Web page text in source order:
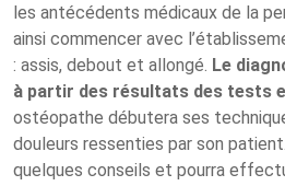
les antécédents médicaux de la
ainsi commencer avec
: assis, debout et allongé. Le
à partir des résultats des tests
ostéopathe débutera ses
douleurs ressenties par son
quelques conseils et pourra